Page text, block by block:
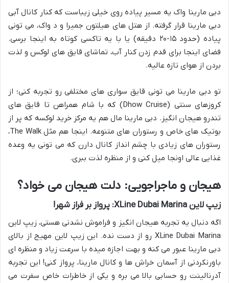
دبی مارینا واک یه مسیر پیاده روی خیلی زیباست که کنار کانال آبی
دبی مارینا قرار گرفته. از هتل های هیلتون جمیرا و د واک، می تونی
پیاده (حدود ۱۵-۲۰ دقیقه) یا با یه تاکسی کوتاه به اینجا برسی.
فضای اینجا برای قدم زدن کنار آب، تماشای قایق های لوکس و لذت
بردن از هوای تازه عالیه.
تو دبی مارینا می تونی قایق سواری های مختلفی رو تجربه کنی؛ از
کروزهای سنتی (Dhow Cruise) که با شام همراهن تا قایق های
تندرو هیجان انگیز. دبی مارینا مال هم یه مرکز خرید لوکسه که پر از
بوتیک های خاص و رستوران های متنوعه. اینجا هم مثل The Walk،
رستوران های زیادی با چشم انداز کانال دارن که می تونی یه وعده
غذایی عالی اونجا میل کنی و از منظره لذت ببری.
هیجان و ماجراجویی: دلت هیجان می خواد؟
زیپ لاین XLine Dubai Marina: پرواز بر فراز شهر!
اگه دنبال یه تجربه هیجان انگیز و فراموش نشدنی هستی، زیپ لاین
XLine Dubai Marina رو از دست نده. این زیپ لاین مهیج از بالای
دبی مارینا عبور می کنه و بهت اجازه میده با سرعت زیاد و منظره ای
باورنکردنی از آسمان خراش ها و کانال مارینا، پرواز کنی! این تجربه
آدرنالینت رو حسابی بالا می بره و یکی از خاطرات خاص سفرت می